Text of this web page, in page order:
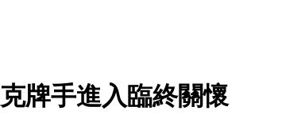
牌手進入臨終關懷